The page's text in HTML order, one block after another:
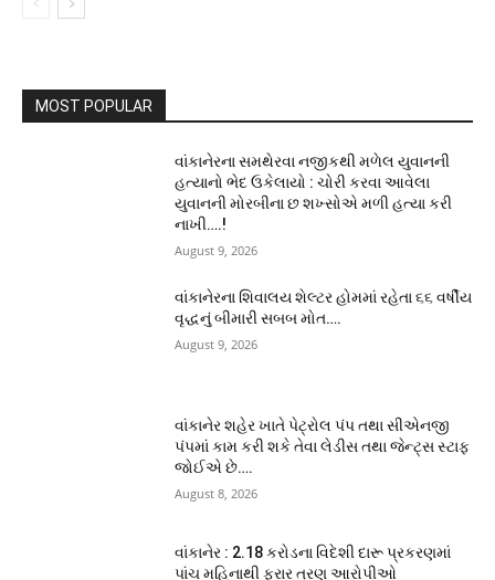
MOST POPULAR
વાંકાનેરના સમથેરવા નજીકથી મળેલ યુવાનની
હત્યાનો ભેદ ઉકેલાયો : ચોરી કરવા આવેલા
યુવાનની મોરબીના છ શખ્સોએ મળી હત્યા કરી
નાખી….!
August 9, 2026
વાંકાનેરના શિવાલય શેલ્ટર હોમમાં રહેતા ૬૬ વર્ષીય
વૃદ્ધનું બીમારી સબબ મોત….
August 9, 2026
વાંકાનેર શહેર ખાતે પેટ્રોલ પંપ તથા સીએનજી
પંપમાં કામ કરી શકે તેવા લેડીસ તથા જેન્ટ્સ સ્ટાફ
જોઈએ છે….
August 8, 2026
વાંકાનેર : 2.18 કરોડના વિદેશી દારૂ પ્રકરણમાં
પાંચ મહિનાથી ફરાર ત્રણ આરોપીઓ